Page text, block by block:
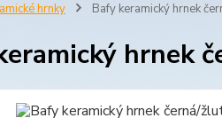
hrnky Bafy keramický hrnek
hrnek